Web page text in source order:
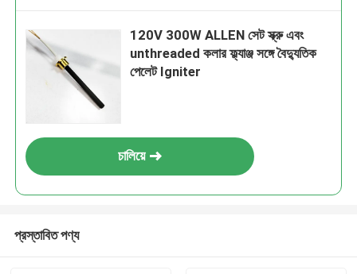
120V 300W ALLEN সেট স্ক্রু এবং
unthreaded কলার ফ্ল্যাঞ্জ সঙ্গে বৈদ্যুতিক
পেলেট Igniter
চালিয়ে
প্রস্তাবিত পণ্য